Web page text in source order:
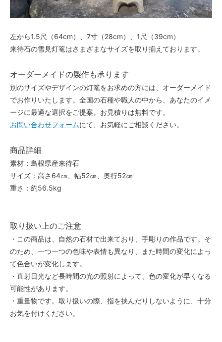
左から1.5尺（64cm）、7寸（28cm）、1尺（39cm）
来待石の雪見灯篭はさまざまなサイズを取り揃えております。
オーダーメイドの製作も承ります
別のサイズやデザインの灯篭をお求めの方には、オーダーメイド
でお作りいたします。全国の石種や職人の中から、あなたのイメ
ージに最適な選択をご提案。お見積りは無料です。
お問い合わせフォームにて、お気軽にご相談ください。
商品詳細
素材：島根県産来待石
サイズ：高さ64㎝、幅52㎝、奥行52㎝
重さ：約56.5kg
取り扱い上のご注意
・この商品は、自然の石材で出来ており、手彫りの作品です。そ
のため、一つ一つの色味や表情も異なり、また時間の変化によっ
て色合いが変化します。
・直射日光など長時間の光の照射によって、色の変化が早くなる
可能性があります。
・重量物です。取り扱いの際、指を挟んだりしないように、十分
お気を付けください。